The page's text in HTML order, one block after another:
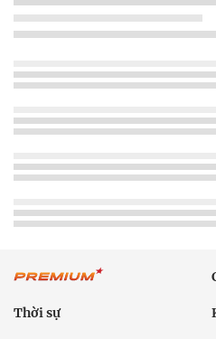
Thời sự